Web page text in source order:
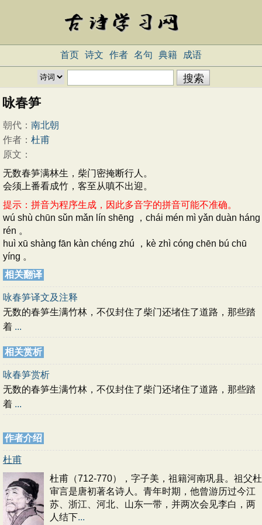
首页 诗文 作者 名句 典籍 成语
咏春笋
朝代： 南北朝
作者： 杜甫
原文：
无数春笋满林生，柴门密掩断行人。
会须上番看成竹，客至从嗔不出迎。
提示：拼音为程序生成，因此多音字的拼音可能不准确。
wú shù chūn sǔn mǎn lín shēng ，chái mén mì yǎn duàn háng
rén 。
huì xū shàng fān kàn chéng zhú ，kè zhì cóng chēn bú chū
yíng 。
相关翻译
咏春笋译文及注释
无数的春笋生满竹林，不仅封住了柴门还堵住了道路，那些踏
着 ...
相关赏析
咏春笋赏析
无数的春笋生满竹林，不仅封住了柴门还堵住了道路，那些踏
着 ...
作者介绍
杜甫
杜甫（712-770），字子美，祖籍河南巩县。祖父杜
审言是唐初著名诗人。青年时期，他曾游历过今江
苏、浙江、河北、山东一带，并两次会见李白，两
人结下...